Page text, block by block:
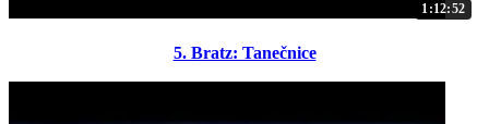
1:12:52
5. Bratz: Tanečnice